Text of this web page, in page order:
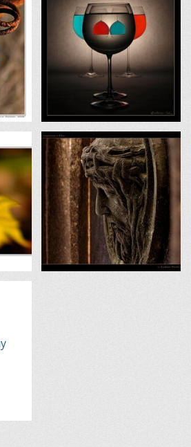
f/3.5–5.6 G ED VR
18–55mm f/3.5–5.6 G
55–200mm f/4–5,6 G
f/2,8 DG Macro EX
Nikon SB 600
EM-140DG